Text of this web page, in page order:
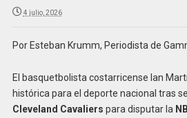
4 julio, 2026
Por Esteban Krumm, Periodista de
El basquetbolista costarricense Ian
histórica para el deporte nacional tras
Cleveland Cavaliers para disputar la